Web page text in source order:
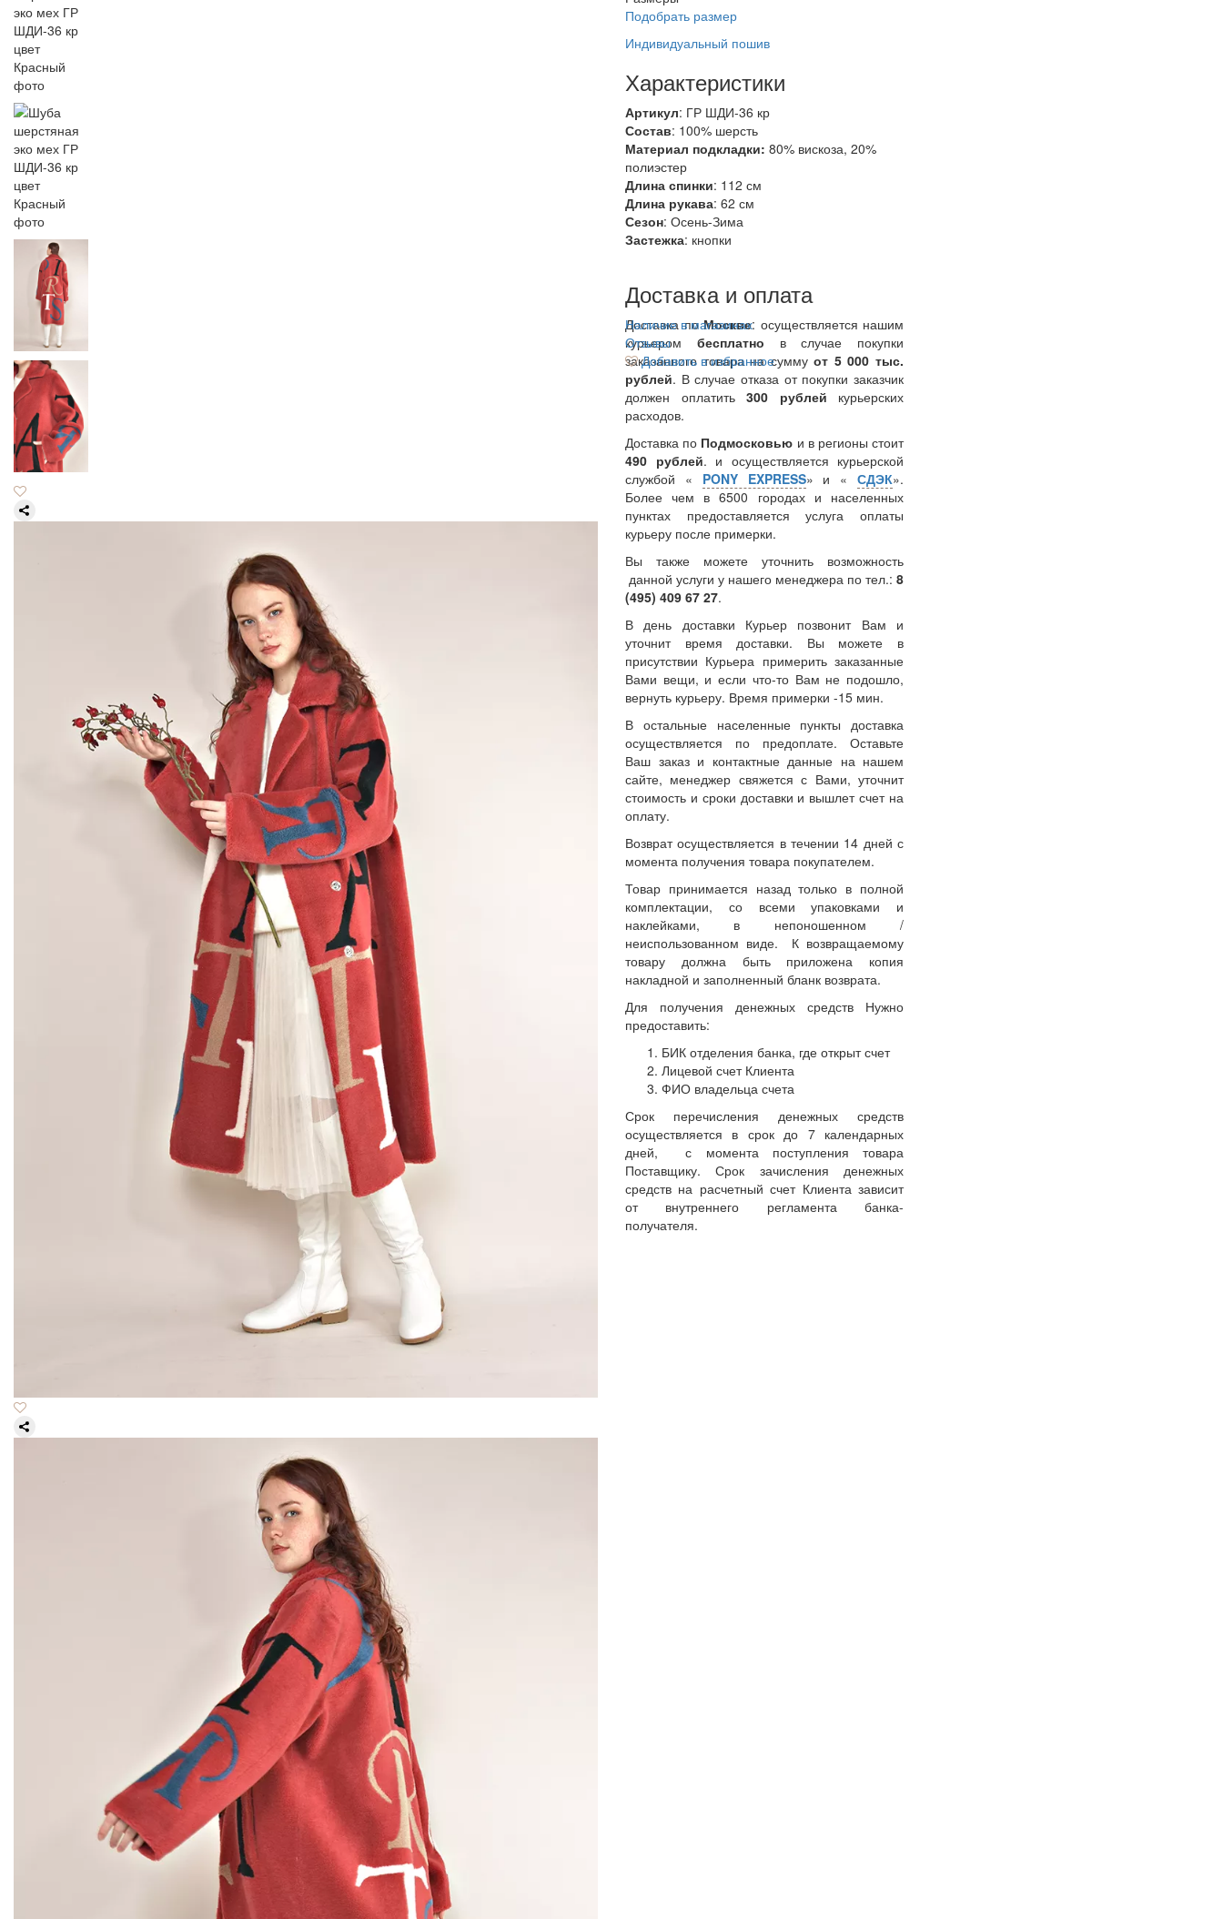
Подобрать размер
Индивидуальный пошив
Характеристики
Артикул: ГР ШДИ-36 кр
Состав: 100% шерсть
Материал подкладки: 80% вискоза, 20%
полиэстер
Длина спинки: 112 см
Длина рукава: 62 см
Сезон: Осень-Зима
Застежка: кнопки
Доставка и оплата
Доставка поМоскве: осуществляется нашим
курьером бесплатно в случае покупки
заказанного товара на суммуот 5 000 тыс.
рублей. В случае отказа от покупки заказчик
должен оплатить 300 рублей курьерских
расходов.
Доставка по Подмосковью и в регионы стоит
490 рублей. и осуществляется курьерской
службой « PONY EXPRESS» и «СДЭК».
Более чем в 6500 городах и населенных
пунктах предоставляется услуга оплаты
курьеру после примерки.
Вы также можете уточнить возможность
данной услуги у нашего менеджера по тел.: 8
(495) 409 67 27.
В день доставки Курьер позвонит Вам и
уточнит время доставки. Вы можете в
присутствии Курьера примерить заказанные
Вами вещи, и если что-то Вам не подошло,
вернуть курьеру. Время примерки -15 мин.
В остальные населенные пункты доставка
осуществляется по предоплате. Оставьте
Ваш заказ и контактные данные на нашем
сайте, менеджер свяжется с Вами, уточнит
стоимость и сроки доставки и вышлет счет на
оплату.
Возврат осуществляется в течении 14 дней с
момента получения товара покупателем.
Товар принимается назад только в полной
комплектации, со всеми упаковками и
наклейками, в непоношенном /
неиспользованном виде. К возвращаемому
товару должна быть приложена копия
накладной и заполненный бланк возврата.
Для получения денежных средств Нужно
предоставить:
БИК отделения банка, где открыт счет
Лицевой счет Клиента
ФИО владельца счета
Срок перечисления денежных средств
осуществляется в срок до 7 календарных
дней, с момента поступления товара
Поставщику. Срок зачисления денежных
средств на расчетный счет Клиента зависит
от внутреннего регламента банка-
получателя.
Наличие в магазинах
Отзывы
Добавить в избранное